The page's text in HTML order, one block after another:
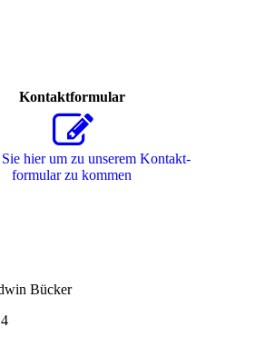
Kontaktformular
hier um zu unserem Kon­takt­
for­mu­lar zu kommen
Bücker